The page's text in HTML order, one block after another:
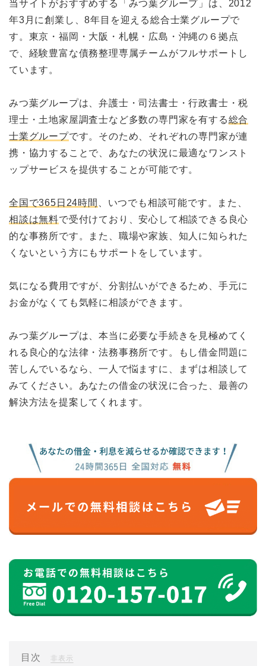
当サイトがおすすめする「みつ葉グループ」は、2012
年3月に創業し、8年目を迎える総合士業グループで
す。東京・福岡・大阪・札幌・広島・沖縄の６拠点
で、経験豊富な債務整理専属チームがフルサポートし
ています。
みつ葉グループは、弁護士・司法書士・行政書士・税
理士・土地家屋調査士など多数の専門家を有する総合
士業グループです。そのため、それぞれの専門家が連
携・協力することで、あなたの状況に最適なワンスト
ップサービスを提供することが可能です。
全国で365日24時間
、いつでも相談可能です。また、
相談は無料で受付けており、安心して相談できる良心
的な事務所です。また、職場や家族、知人に知られた
くないという方にもサポートをしています。
気になる費用ですが、分割払いができるため、手元に
お金がなくても気軽に相談ができます。
みつ葉グループは、本当に必要な手続きを見極めてく
れる良心的な法律・法務事務所です。もし借金問題に
苦しんでいるなら、一人で悩ますに、まずは相談して
みてください。あなたの借金の状況に合った、最善の
解決方法を提案してくれます。
目次 非表示